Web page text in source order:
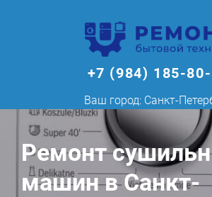
+7 (984) 185-
Ваш город: Санкт-
Ремонт
машин в Санкт-